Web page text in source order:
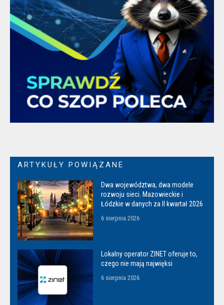
ARTYKUŁY POWIĄZANE
Dwa województwa, dwa modele
rozwoju sieci. Mazowieckie i
Łódzkie w danych za II kwartał 2026
6 sierpnia 2026
Lokalny operator ZINET oferuje to,
czego nie mają najwięksi
6 sierpnia 2026